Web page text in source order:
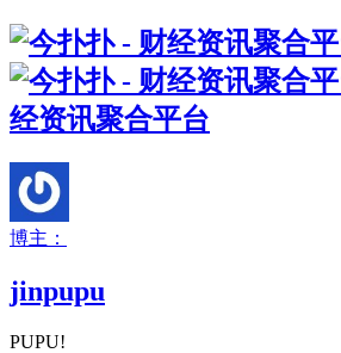
经资讯聚合平台
博主：
jinpupu
PUPU!